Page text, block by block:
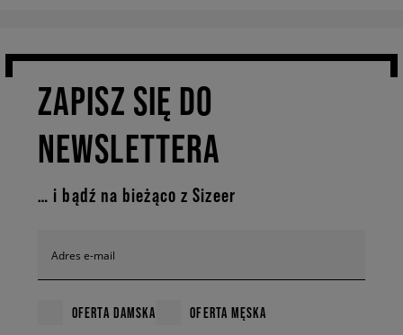
ZAPISZ SIĘ DO
NEWSLETTERA
… i bądź na bieżąco z Sizeer
Adres e-mail
OFERTA DAMSKA OFERTA MĘSKA